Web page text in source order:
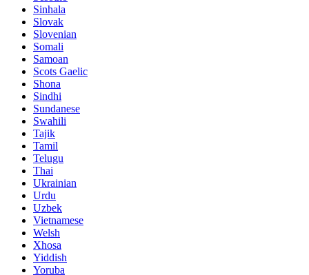
Sinhala
Slovak
Slovenian
Somali
Samoan
Scots Gaelic
Shona
Sindhi
Sundanese
Swahili
Tajik
Tamil
Telugu
Thai
Ukrainian
Urdu
Uzbek
Vietnamese
Welsh
Xhosa
Yiddish
Yoruba